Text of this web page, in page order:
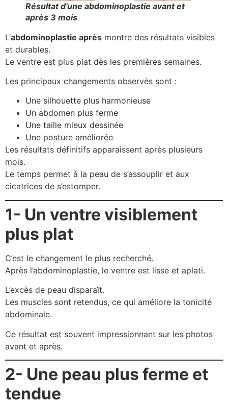
Résultat d’une abdominoplastie avant et
après 3 mois
L’abdominoplastie après montre des résultats visibles
et durables.
Le ventre est plus plat dès les premières semaines.
Les principaux changements observés sont :
Une silhouette plus harmonieuse
Un abdomen plus ferme
Une taille mieux dessinée
Une posture améliorée
Les résultats définitifs apparaissent après plusieurs
mois.
Le temps permet à la peau de s’assouplir et aux
cicatrices de s’estomper.
1- Un ventre visiblement
plus plat
C’est le changement le plus recherché.
Après l’abdominoplastie, le ventre est lisse et aplati.
L’excès de peau disparaît.
Les muscles sont retendus, ce qui améliore la tonicité
abdominale.
Ce résultat est souvent impressionnant sur les photos
avant et après.
2- Une peau plus ferme et
tendue